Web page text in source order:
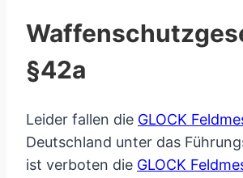
§42a
Leider fallen die GLOCK
Deutschland unter das
ist verboten die GLOCK